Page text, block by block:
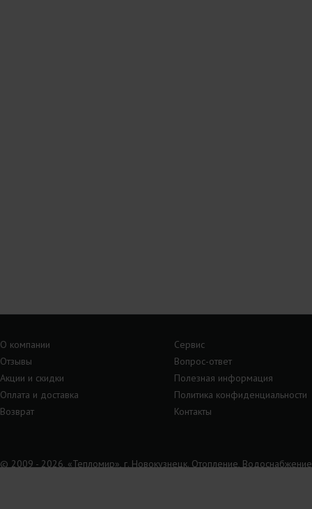
О компании
Сервис
Отзывы
Вопрос-ответ
Акции и скидки
Полезная информация
Оплата и доставка
Политика конфиденциальности
Возврат
Контакты
© 2009 - 2026, «Тепломир», г. Новокузнецк. Отопление,